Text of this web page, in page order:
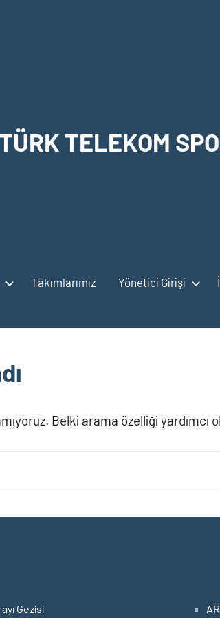
TELEKOM
Takımlarımız Yönetici Girişi
Belki arama özelliği yardımcı
Gezisi